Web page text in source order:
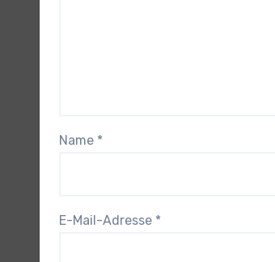
Name *
E-Mail-Adresse *